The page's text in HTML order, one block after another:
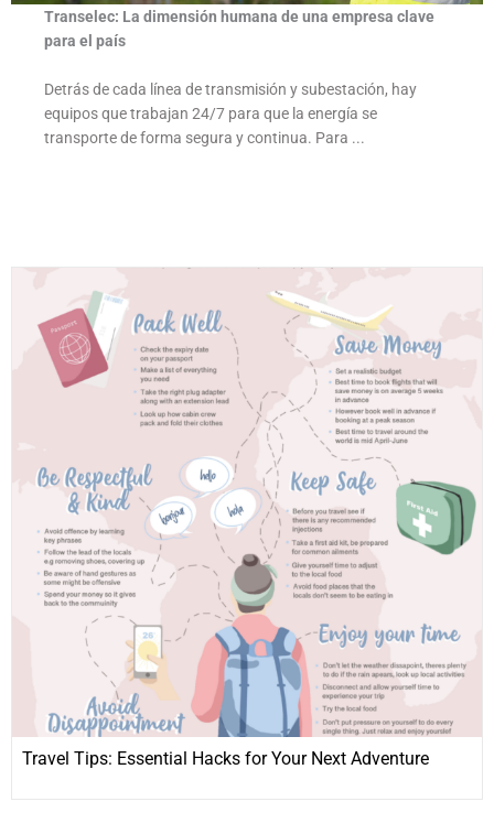
Transelec: La dimensión humana de una empresa clave
para el país
Detrás de cada línea de transmisión y subestación, hay
equipos que trabajan 24/7 para que la energía se
transporte de forma segura y continua. Para ...
Travel Tips: Essential Hacks for Your Next Adventure